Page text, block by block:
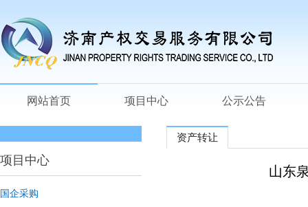
网站首页 项目中心 公示公告
项目中心
国企采购
资产转让
山东